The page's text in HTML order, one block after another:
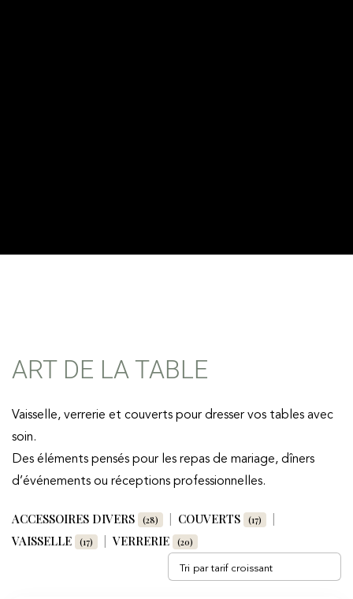
ART DE LA TABLE
Vaisselle, verrerie et couverts pour dresser vos tables avec
soin.
Des éléments pensés pour les repas de mariage, dîners
d’événements ou réceptions professionnelles.
ACCESSOIRES DIVERS (28) COUVERTS (17)
VAISSELLE (17) VERRERIE (20)